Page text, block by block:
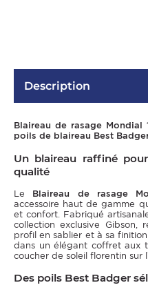
Description
Blaireau de rasage Mondial
poils de blaireau Best
Un blaireau raffiné
qualité
Le Blaireau de rasage
accessoire haut de gamme
et confort. Fabriqué
collection exclusive Gibson,
profil en sablier et à sa
dans un élégant coffret aux
coucher de soleil florentin sur
Des poils Best Badger